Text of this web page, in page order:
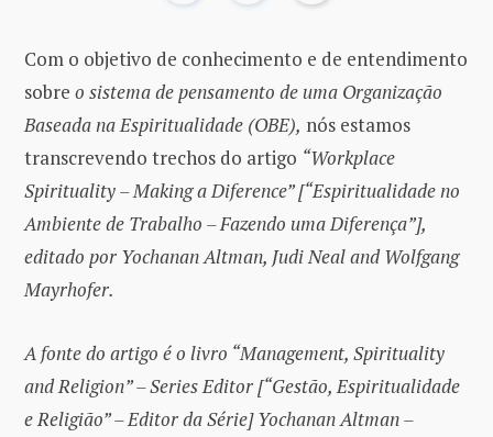
Com o objetivo de conhecimento e de entendimento
sobre o sistema de pensamento de uma Organização
Baseada na Espiritualidade (OBE), nós estamos
transcrevendo trechos do artigo “Workplace
Spirituality – Making a Diference” [“Espiritualidade no
Ambiente de Trabalho – Fazendo uma Diferença”],
editado por Yochanan Altman, Judi Neal and Wolfgang
Mayrhofer.
A fonte do artigo é o livro “Management, Spirituality
and Religion” – Series Editor [“Gestão, Espiritualidade
e Religião” – Editor da Série] Yochanan Altman –